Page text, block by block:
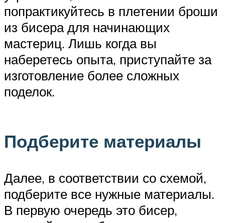
попрактикуйтесь в плетении броши
из бисера для начинающих
мастериц. Лишь когда вы
наберетесь опыта, приступайте за
изготовление более сложных
поделок.
Подберите материалы
Далее, в соответствии со схемой,
подберите все нужные материалы.
В первую очередь это бисер,